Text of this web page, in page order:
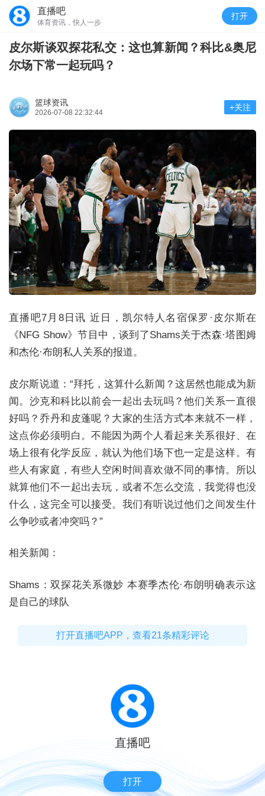
直播吧
体育资讯，快人一步
打开
皮尔斯谈双探花私交：这也算新闻？科比&奥尼
尔场下常一起玩吗？
篮球资讯
2026-07-08 22:32:44
+关注
直播吧7月8日讯 近日，凯尔特人名宿保罗·皮尔斯在
《NFG Show》节目中，谈到了Shams关于杰森·塔图姆
和杰伦·布朗私人关系的报道。
皮尔斯说道：“拜托，这算什么新闻？这居然也能成为新
闻。沙克和科比以前会一起出去玩吗？他们关系一直很
好吗？乔丹和皮蓬呢？大家的生活方式本来就不一样，
这点你必须明白。不能因为两个人看起来关系很好、在
场上很有化学反应，就认为他们场下也一定是这样。有
些人有家庭，有些人空闲时间喜欢做不同的事情。所以
就算他们不一起出去玩，或者不怎么交流，我觉得也没
什么，这完全可以接受。我们有听说过他们之间发生什
么争吵或者冲突吗？”
相关新闻：
Shams：双探花关系微妙 本赛季杰伦·布朗明确表示这
是自己的球队
打开直播吧APP，查看21条精彩评论
直播吧
打开